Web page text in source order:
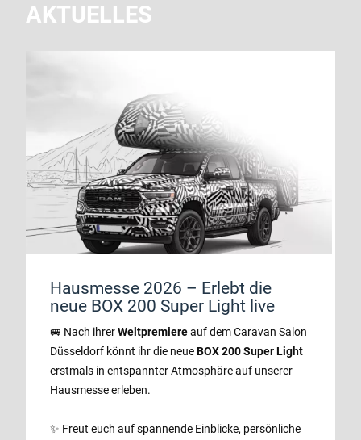
AKTUELLES
Hausmesse 2026 – Erlebt die
neue BOX 200 Super Light live
🚐 Nach ihrerWeltpremiereauf dem Caravan Salon
Düsseldorf könnt ihr die neueBOX 200 Super Light
erstmals in entspannter Atmosphäre auf unserer
Hausmesse erleben.
✨ Freut euch auf spannende Einblicke, persönliche